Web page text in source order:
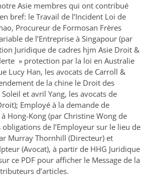
Asie membres qui ont contribué
bref: le Travail de l’Incident Loi de
Procureur de Formosan Frères
de l’Entreprise à Singapour (par
Juridique de cadres hjm Asie Droit &
» protection par la loi en Australie
Lucy Han, les avocats de Carroll &
de la chine le Droit des
et avril Yang, les avocats de
Employé à la demande de
Hong-Kong (par Christine Wong de
obligations de l’Employeur sur le lieu de
Murray Thornhill (Directeur) et
(Avocat), à partir de HHG Juridique
ce PDF pour afficher le Message de la
d’articles.